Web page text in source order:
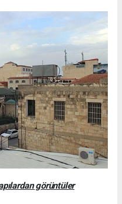
görüntüler